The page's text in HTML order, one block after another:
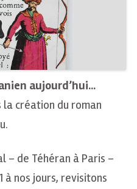
aujourd’hui…
création du roman
– de Téhéran à Paris –
à nos jours, revisitons